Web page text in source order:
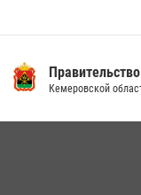
14 июля 2026, 08:52 1
Правительство
Кемеровской